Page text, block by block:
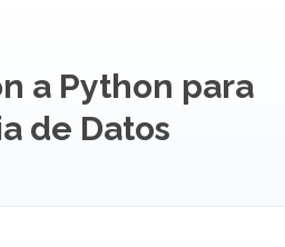
a Python para
de Datos